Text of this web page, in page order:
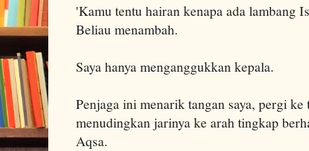
'Kamu tentu hairan kenapa ada lambang
Beliau menambah.
Saya hanya menganggukkan kepala.
Penjaga ini menarik tangan saya, pergi
menudingkan jarinya ke arah tingkap
Aqsa.